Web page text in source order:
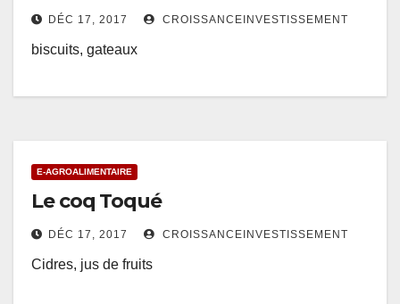
DÉC 17, 2017 CROISSANCEINVESTISSEMENT
biscuits, gateaux
E-AGROALIMENTAIRE
Le coq Toqué
DÉC 17, 2017 CROISSANCEINVESTISSEMENT
Cidres, jus de fruits